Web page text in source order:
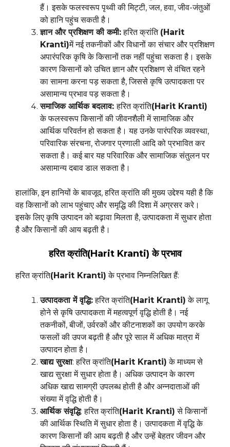
हैं। इसके फलस्वरूप पृथ्वी की मिट्टी, जल, हवा, जीव-जंतुओं
को हानि पहुंच सकती है।
ज्ञान और प्रशिक्षण की कमी:हरित क्रांति (Harit
Kranti)में नई तकनीकों और विधानों का संचार और प्रशिक्षण
अपारंपरिक कृषि के किसानों तक नहीं पहुंचा सकता है। इसके
कारण किसानों को उचित ज्ञान और प्रशिक्षण से वंचित रहने
का सामना करना पड़ सकता है, जिससे कृषि उत्पादकता पर
असामान्य प्रभाव पड़ सकता है।
समाजिक आर्थिक बदलाव:हरित क्रांति(Harit Kranti)
के फलस्वरूप किसानों की जीवनशैली में सामाजिक और
आर्थिक परिवर्तन हो सकता है। यह उनके पारंपरिक व्यवस्था,
परिवारिक संरचना, रोजगार प्रणाली आदि को प्रभावित कर
सकता है। कई बार यह परिवारिक और सामाजिक संतुलन पर
असामान्य दबाव डाल सकता है।
हालांकि, इन हानियों के बावजूद, हरित क्रांति की मुख्य उद्देश्य यही है कि
वह किसानों को लाभ पहुंचाए और समृद्धि की दिशा में अग्रसर करे।
इसके लिए कृषि उत्पादन को बढ़ावा मिलता है, उत्पादकता में सुधार होता
है और किसानों की आय बढ़ती है।
हरित क्रांति(Harit Kranti) के प्रभाव
हरित क्रांति(Harit Kranti) के प्रभाव निम्नलिखित हैं:
उत्पादकता में वृद्धि:हरित क्रांति(Harit Kranti) के लागू
होने से कृषि उत्पादकता में महत्वपूर्ण वृद्धि होती है। नई
तकनीकों, बीजों, उर्वरकों और कीटनाशकों का उपयोग करके
फसलों की उपज बढ़ती है और पूरे साल में अधिक मात्रा में
उत्पादन होता है।
खाद्य सुरक्षा: हरित क्रांति(Harit Kranti) के माध्यम से
खाद्य सुरक्षा में सुधार होता है। अधिक उत्पादन के कारण
अधिक खाद्य सामग्री उपलब्ध होती है और अन्नदाताओं की
संख्या में वृद्धि होती है।
आर्थिक संवृद्धि: हरित क्रांति(Harit Kranti) से किसानों
की आर्थिक स्थिति में सुधार होता है। उत्पादकता में वृद्धि के
कारण किसानों की आय बढ़ती है और उन्हें बेहतर जीवन और